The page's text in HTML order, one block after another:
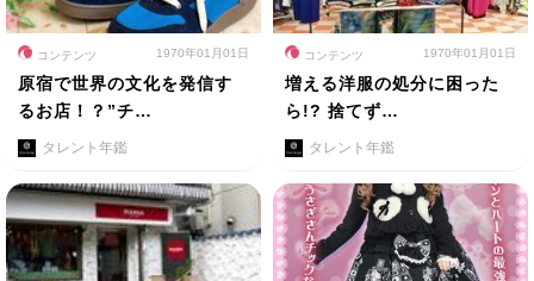
コンテンツ 1970年01月01日
原宿で世界の文化を発信す
るお店！？”チ…
タレント年鑑
コンテンツ 1970年01月01日
増える洋服の処分に困った
ら!? 捨てず…
タレント年鑑